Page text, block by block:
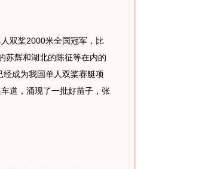
双桨2000米全国冠军，比
苏辉和湖北的陈征等在内的
成为我国单人双桨赛艇项
道，涌现了一批好苗子，张